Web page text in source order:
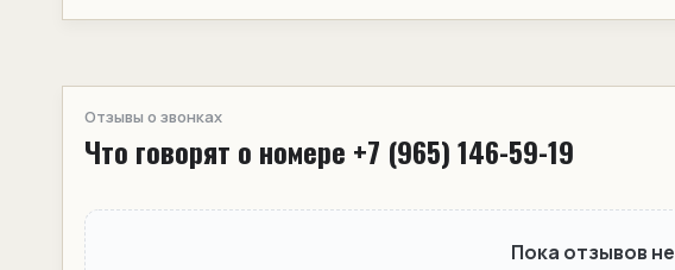
Отзывы о звонках
Что говорят о номере +7 (965) 146-59-19
Пока отзывов